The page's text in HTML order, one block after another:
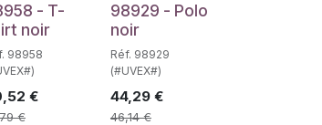
- T-
noir
98958
€
€
98929 - Polo
noir
Réf. 98929
(#UVEX#)
44,29€
46,14€